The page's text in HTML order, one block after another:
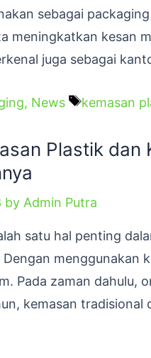
sebagai
meningkatkan kesan
juga sebagai
, News kemasan
Plastik
by Admin Putra
satu hal penting
menggunakan
Pada zaman dahulu,
kemasan